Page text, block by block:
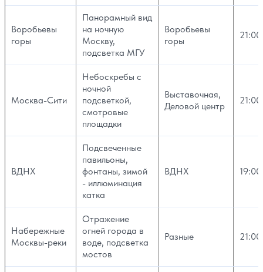
Воробьевы
горы
Панорамный вид
на ночную
Москву,
подсветка МГУ
Воробьевы
горы
Москва-Сити
Небоскребы с
ночной
подсветкой,
смотровые
площадки
Выставочная,
Деловой центр
ВДНХ
Подсвеченные
павильоны,
фонтаны, зимой
- иллюминация
катка
ВДНХ
Набережные
Москвы-реки
Отражение
огней города в
воде, подсветка
мостов
Разные